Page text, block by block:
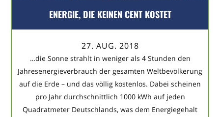
ENERGIE, DIE KEINEN CENT KOSTET
27. AUG. 2018
…die Sonne strahlt in weniger als 4 Stunden den
Jahresenergieverbrauch der gesamten Weltbevölkerung
auf die Erde – und das völlig kostenlos. Dabei scheinen
pro Jahr durchschnittlich 1000 kWh auf jeden
Quadratmeter Deutschlands, was dem Energiegehalt